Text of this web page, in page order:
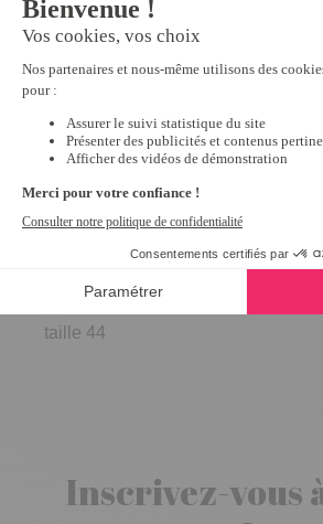
Derniers articles
Culotte à l'unité
taille 44
Inscrivez-vous